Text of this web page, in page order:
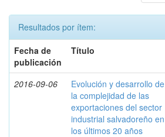
Resultados por ítem:
Fecha de
publicación
Título
2016-09-06
Evolución y desarrollo de
la complejidad de las
exportaciones del sector
industrial salvadoreño en
los últimos 20 años